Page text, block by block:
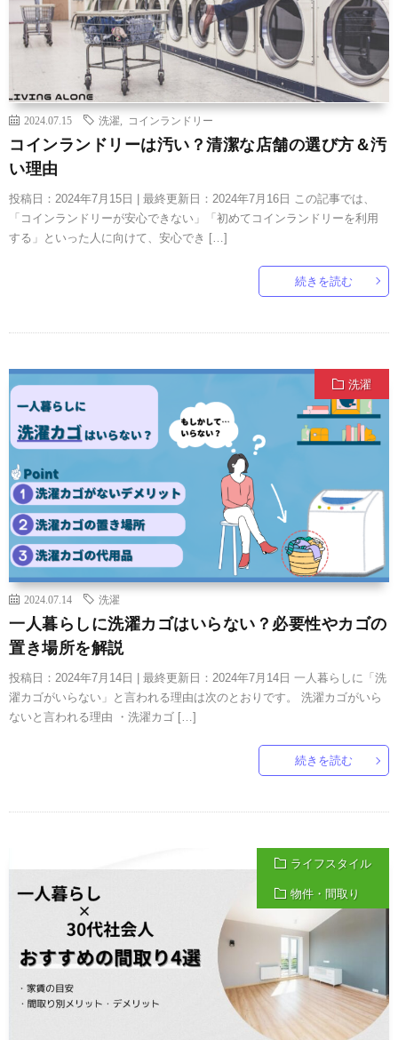
2024.07.15 洗濯 コインランドリー
コインランドリーは汚い？清潔な店舗の選び方＆汚
い理由
投稿日：2024年7月15日 | 最終更新日：2024年7月16日 この記事では、
「コインランドリーが安心できない」「初めてコインランドリーを利用
する」といった人に向けて、安心でき […]
続きを読む
洗濯
2024.07.14 洗濯
一人暮らしに洗濯カゴはいらない？必要性やカゴの
置き場所を解説
投稿日：2024年7月14日 | 最終更新日：2024年7月14日 一人暮らしに「洗
濯カゴがいらない」と言われる理由は次のとおりです。 洗濯カゴがいら
ないと言われる理由 ・洗濯カゴ […]
続きを読む
ライフスタイル
物件・間取り